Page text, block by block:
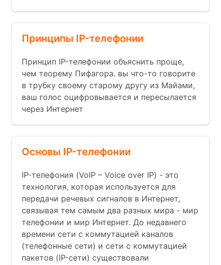
Принципы IP-телефонии
Принцип IP-телефонии объяснить проще,
чем теорему Пифагора. вы что-то говорите
в трубку своему старому другу из Майами,
ваш голос оцифровывается и пересылается
через Интернет
Основы IP-телефонии
IP-телефония (VoIP – Voice over IP) - это
технология, которая используется для
передачи речевых сигналов в Интернет,
связывая тем самым два разных мира - мир
телефонии и мир Интернет. До недавнего
времени сети с коммутацией каналов
(телефонные сети) и сети с коммутацией
пакетов (IP-сети) существовали